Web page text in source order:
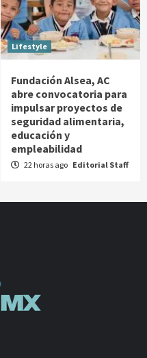
Lifestyle
Fundación Alsea, AC
abre convocatoria para
impulsar proyectos de
seguridad alimentaria,
educación y
empleabilidad
22 horas ago Editorial Staff